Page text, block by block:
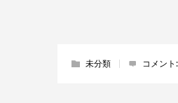
未分類 コメント: